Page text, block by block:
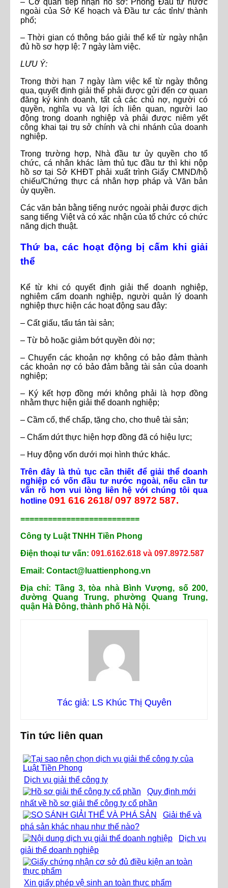
– Cơ quan tiếp nhận hồ sơ: Phòng Đầu tư nước
ngoài của Sở Kế hoạch và Đầu tư các tỉnh/ thành
phố;
– Thời gian có thông báo giải thể kể từ ngày nhận
đủ hồ sơ hợp lệ: 7 ngày làm việc.
LƯU Ý:
Trong thời hạn 7 ngày làm việc kể từ ngày thông
qua, quyết định giải thể phải được gửi đến cơ quan
đăng ký kinh doanh, tất cả các chủ nợ, người có
quyền, nghĩa vụ và lợi ích liên quan, người lao
động trong doanh nghiệp và phải được niêm yết
công khai tại trụ sở chính và chi nhánh của doanh
nghiệp.
Trong trường hợp, Nhà đầu tư ủy quyền cho tổ
chức, cá nhân khác làm thủ tục đầu tư thì khi nộp
hồ sơ tại Sở KHĐT phải xuất trình Giấy CMND/hộ
chiếu/Chứng thực cá nhân hợp pháp và Văn bản
ủy quyền.
Các văn bản bằng tiếng nước ngoài phải được dịch
sang tiếng Việt và có xác nhận của tổ chức có chức
năng dịch thuật.
Thứ ba, các hoạt động bị cấm khi giải
thể
Kể từ khi có quyết định giải thể doanh nghiệp,
nghiêm cấm doanh nghiệp, người quản lý doanh
nghiệp thực hiện các hoạt động sau đây:
– Cất giấu, tẩu tán tài sản;
– Từ bỏ hoặc giảm bớt quyền đòi nợ;
– Chuyển các khoản nợ không có bảo đảm thành
các khoản nợ có bảo đảm bằng tài sản của doanh
nghiệp;
– Ký kết hợp đồng mới không phải là hợp đồng
nhằm thực hiện giải thể doanh nghiệp;
– Cầm cố, thế chấp, tặng cho, cho thuê tài sản;
– Chấm dứt thực hiện hợp đồng đã có hiệu lực;
– Huy động vốn dưới mọi hình thức khác.
Trên đây là thủ tục cần thiết để giải thể doanh
nghiệp có vốn đầu tư nước ngoài, nếu cần tư
vấn rõ hơn vui lòng liên hệ với chúng tôi qua
hotline 091 616 2618/ 097 8972 587.
==========================
Công ty Luật TNHH Tiền Phong
Điện thoại tư vấn: 091.6162.618 và 097.8972.587
Email: Contact@luattienphong.vn
Địa chỉ: Tầng 3, tòa nhà Bình Vượng, số 200,
đường Quang Trung, phường Quang Trung,
quận Hà Đông, thành phố Hà Nội.
Tác giả: LS Khúc Thị Quyên
Tin tức liên quan
Dịch vụ giải thể công ty
Quy định mới
nhất về hồ sơ giải thể công ty cổ phần
Giải thể và
phá sản khác nhau như thế nào?
Dịch vụ
giải thể doanh nghiệp
Xin giấy phép vệ sinh an toàn thực phẩm